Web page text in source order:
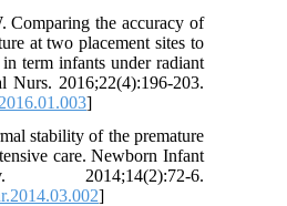
4. Koh KH, Yu CW. Comparing the
skin sensor temperature at two
axillary temperature in term infants
warmers. J Neonatal Nurs.
[DOI:10.1016/j.jnn.2016.01.003
5. Knobel RB. Thermal stability of the
infant in neonatal intensive care.
Nurs Rev.
[DOI:10.1053/j.nainr.2014.03.002